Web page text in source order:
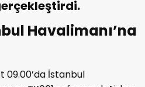
Havalimanı’na
09.00’da İstanbul